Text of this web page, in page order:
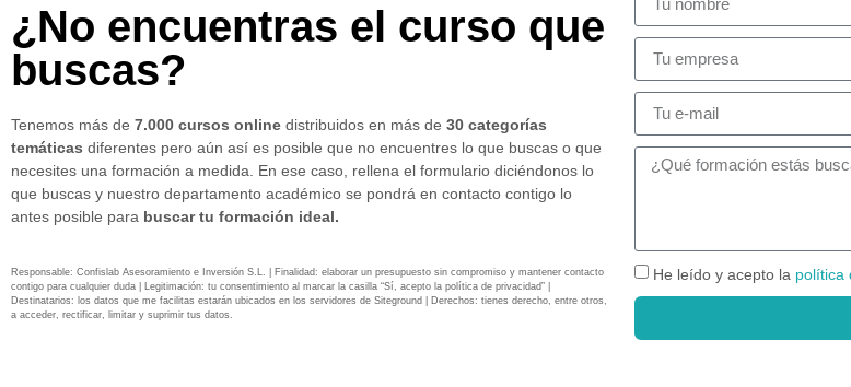
¿No encuentras el curso que
buscas?
Tenemos más de 7.000 cursos online distribuidos en más de 30 categorías
temáticas diferentes pero aún así es posible que no encuentres lo que buscas o que
necesites una formación a medida. En ese caso, rellena el formulario diciéndonos lo
que buscas y nuestro departamento académico se pondrá en contacto contigo lo
antes posible para buscar tu formación ideal.
Responsable: Confislab Asesoramiento e Inversión S.L. | Finalidad: elaborar un presupuesto sin compromiso y mantener contacto
contigo para cualquier duda | Legitimación: tu consentimiento al marcar la casilla “Sí, acepto la política de privacidad” |
Destinatarios: los datos que me facilitas estarán ubicados en los servidores de Siteground | Derechos: tienes derecho, entre otros,
a acceder, rectificar, limitar y suprimir tus datos.
He leído y acepto la política